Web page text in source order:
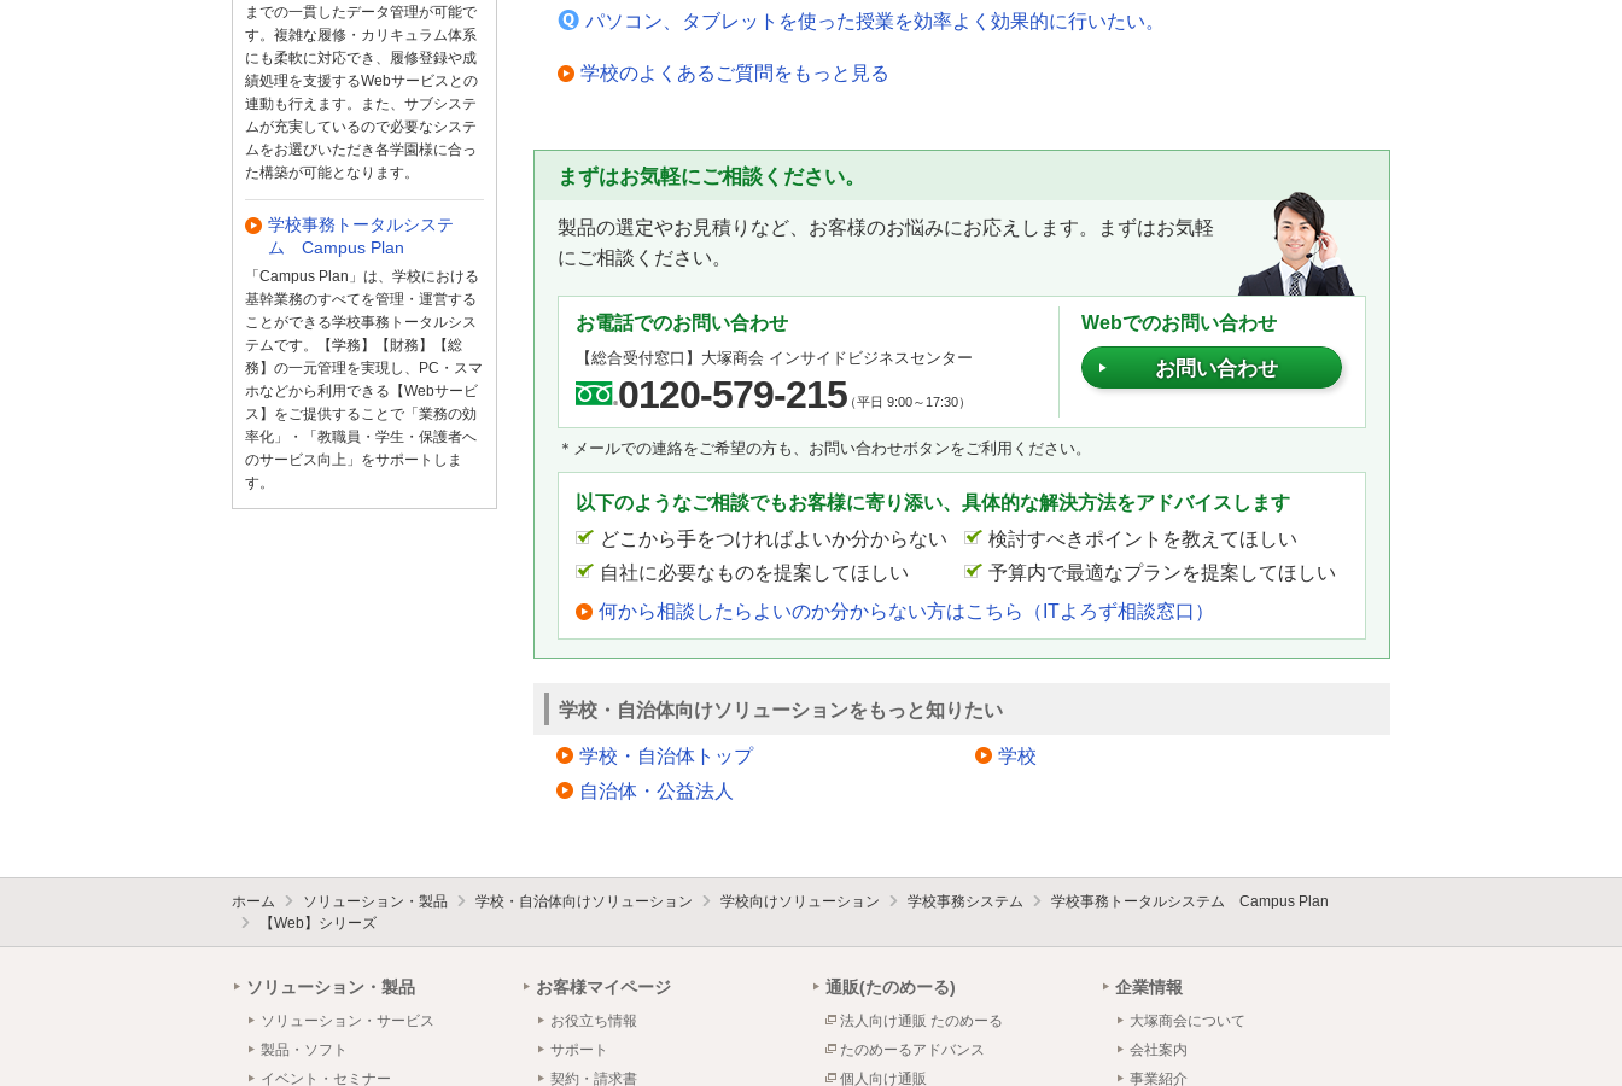
パソコン、タブレットを使った授業を効率よく効果的に行いたい。
学校のよくあるご質問をもっと見る
まずはお気軽にご相談ください。
製品の選定やお見積りなど、お客様のお悩みにお応えします。まずはお気軽
にご相談ください。
お電話でのお問い合わせ
【総合受付窓口】 大塚商会 インサイドビジネスセンター
0120-579-215（平日 9:00～17:30）
Webでのお問い合わせ
お問い合わせ
＊メールでの連絡をご希望の方も、お問い合わせボタンをご利用ください。
以下のようなご相談でもお客様に寄り添い、具体的な解決方法をアドバイスします
どこから手をつければよいか分からない
検討すべきポイントを教えてほしい
自社に必要なものを提案してほしい
予算内で最適なプランを提案してほしい
何から相談したらよいのか分からない方はこちら（ITよろず相談窓口）
学校・自治体向けソリューションをもっと知りたい
学校・自治体トップ
自治体・公益法人
学校
までの一貫したデータ管理が可能で
す。複雑な履修・カリキュラム体系
にも柔軟に対応でき、履修登録や成
績処理を支援するWebサービスとの
連動も行えます。また、サブシステ
ムが充実しているので必要なシステ
ムをお選びいただき各学園様に合っ
た構築が可能となります。
学校事務トータルシステ
ム Campus Plan
「Campus Plan」は、学校における
基幹業務のすべてを管理・運営する
ことができる学校事務トータルシス
テムです。【学務】【財務】【総
務】の一元管理を実現し、PC・スマ
ホなどから利用できる【Webサービ
ス】をご提供することで「業務の効
率化」・「教職員・学生・保護者へ
のサービス向上」をサポートしま
す。
ホーム ソリューション・製品 学校・自治体向けソリューション 学校向けソリューション 学校事務システム
学校事務トータルシステム Campus Plan
【Web】シリーズ
ソリューション・製品
ソリューション・サービス
製品・ソフト
イベント・セミナー
お客様マイページ
お役立ち情報
サポート
契約・請求書
通販(たのめーる)
法人向け通販 たのめーる
たのめーるアドバンス
個人向け通販
企業情報
大塚商会について
会社案内
事業紹介